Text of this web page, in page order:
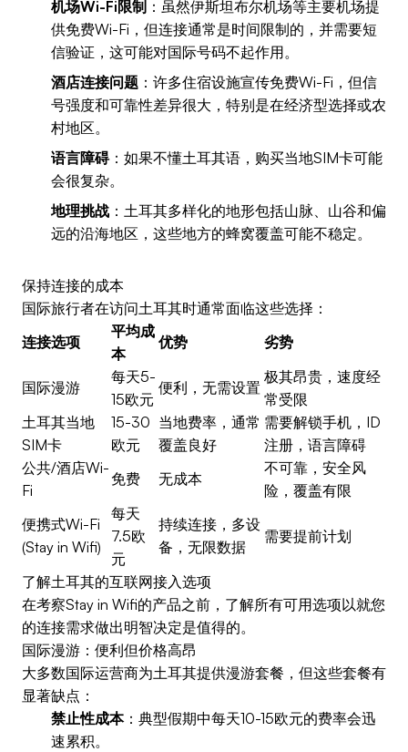
机场Wi-Fi限制 ：虽然伊斯坦布尔机场等主要机场提
供免费Wi-Fi，但连接通常是时间限制的，并需要短
信验证，这可能对国际号码不起作用。
酒店连接问题 ：许多住宿设施宣传免费Wi-Fi，但信
号强度和可靠性差异很大，特别是在经济型选择或农
村地区。
语言障碍：如果不懂土耳其语，购买当地SIM卡可能
会很复杂。
地理挑战 ：土耳其多样化的地形包括山脉、山谷和偏
远的沿海地区，这些地方的蜂窝覆盖可能不稳定。
保持连接的成本
国际旅行者在访问土耳其时通常面临这些选择：
连接选项
平均成
本
优势 劣势
国际漫游
每天5-
15欧元
便利，无需设置
极其昂贵，速度经
常受限
土耳其当地
SIM卡
15-30
欧元
当地费率，通常
覆盖良好
需要解锁手机，ID
注册，语言障碍
公共/酒店Wi-
Fi
免费 无成本
不可靠，安全风
险，覆盖有限
便携式Wi-Fi
(Stay in Wifi)
每天
7.5欧
元
持续连接，多设
备，无限数据
需要提前计划
了解土耳其的互联网接入选项
在考察Stay in Wifi的产品之前，了解所有可用选项以就您
的连接需求做出明智决定是值得的。
国际漫游：便利但价格高昂
大多数国际运营商为土耳其提供漫游套餐，但这些套餐有
显著缺点：
禁止性成本：典型假期中每天10-15欧元的费率会迅
速累积。